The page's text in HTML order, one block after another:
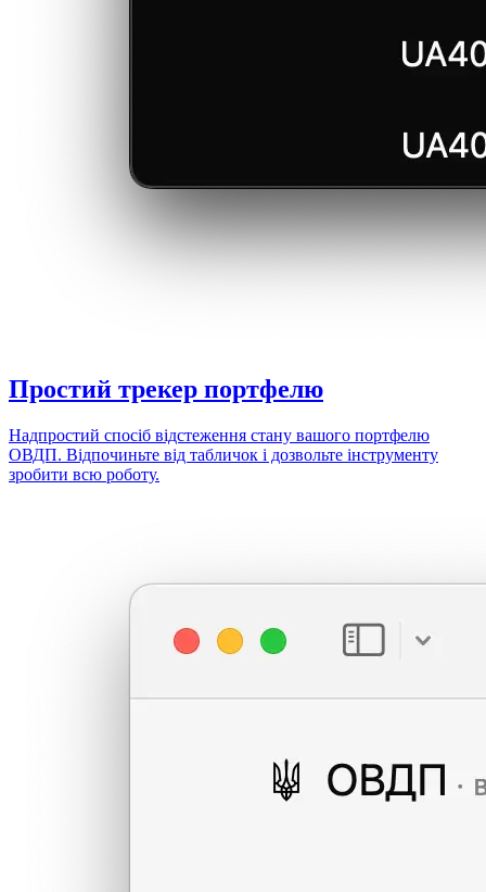
Простий трекер портфелю
Надпростий спосіб відстеження стану вашого портфелю
ОВДП. Відпочиньте від табличок і дозвольте інструменту
зробити всю роботу.